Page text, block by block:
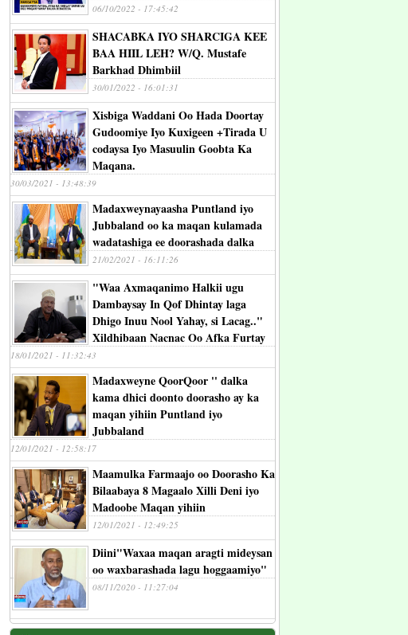
06/10/2022 - 17:45:42
SHACABKA IYO SHARCIGA KEE
BAA HIIL LEH? W/Q. Mustafe
Barkhad Dhimbiil
30/01/2022 - 16:01:31
Xisbiga Waddani Oo Hada Doortay
Gudoomiye Iyo Kuxigeen +Tirada U
codaysa Iyo Masuulin Goobta Ka
Maqana.
30/03/2021 - 13:48:39
Madaxweynayaasha Puntland iyo
Jubbaland oo ka maqan kulamada
wadatashiga ee doorashada dalka
21/02/2021 - 16:11:26
"Waa Axmaqanimo Halkii ugu
Dambaysay In Qof Dhintay laga
Dhigo Inuu Nool Yahay, si Lacag.."
Xildhibaan Nacnac Oo Afka Furtay
18/01/2021 - 11:32:43
Madaxweyne QoorQoor '' dalka
kama dhici doonto doorasho ay ka
maqan yihiin Puntland iyo
Jubbaland
12/01/2021 - 12:58:17
Maamulka Farmaajo oo Doorasho Ka
Bilaabaya 8 Magaalo Xilli Deni iyo
Madoobe Maqan yihiin
12/01/2021 - 12:49:25
Diini"Waxaa maqan aragti mideysan
oo waxbarashada lagu hoggaamiyo"
08/11/2020 - 11:27:04